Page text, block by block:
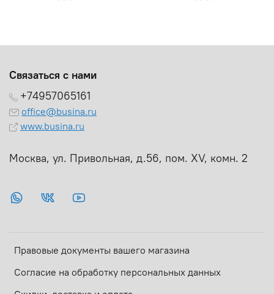
Правовые документы вашего магазина
Согласие на обработку персональных данных
Связаться с нами
+74957065161
office@busina.ru
www.busina.ru
Москва, ул. Привольная, д.56, пом. ХV, комн. 2